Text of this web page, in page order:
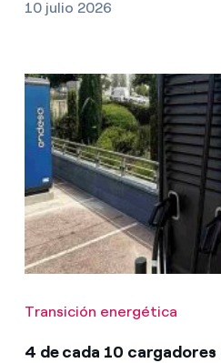
10 julio 2026
Transición energética
4 de cada 10